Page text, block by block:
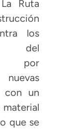
Ruta
los
del
por
con un
que se